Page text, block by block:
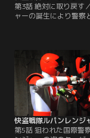
第3話 絶対に取り戻す
ャーの誕生により警察
滉星）たちがやって来
パンレンジャーの正体
そんな中、街にギャン
メーロ・バッチョが出
ルを巨大なドグラニオ
ていく。
第5話 狙われた国際警